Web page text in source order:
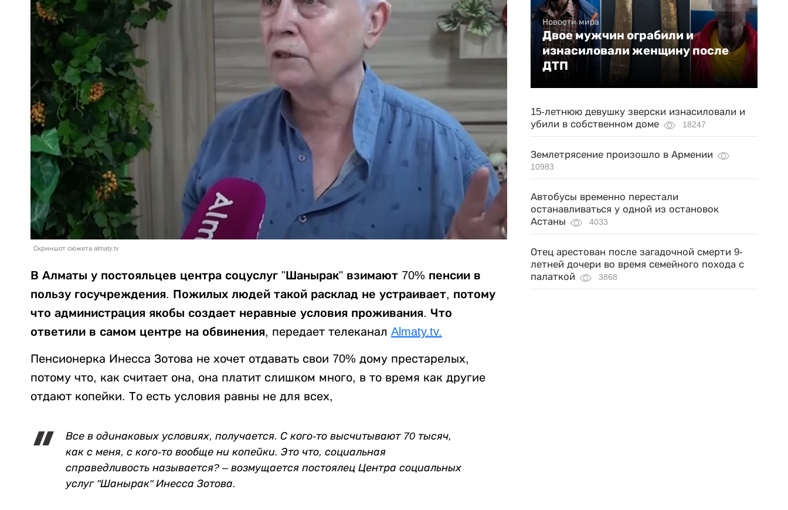
Скриншот сюжета almaty.tv
В Алматы у постояльцев центра соцуслуг "Шанырак" взимают 70% пенсии в
пользу госучреждения. Пожилых людей такой расклад не устраивает, потому
что администрация якобы создает неравные условия проживания. Что
ответили в самом центре на обвинения, передает телеканал Almaty.tv.
Пенсионерка Инесса Зотова не хочет отдавать свои 70% дому престарелых,
потому что, как считает она, она платит слишком много, в то время как другие
отдают копейки. То есть условия равны не для всех,
Все в одинаковых условиях, получается. С кого-то высчитывают 70 тысяч,
как с меня, с кого-то вообще ни копейки. Это что, социальная
справедливость называется? – возмущается постоялец Центра социальных
услуг "Шанырак" Инесса Зотова.
Новости мира
Двое мужчин ограбили и
изнасиловали женщину после
ДТП
15-летнюю девушку зверски изнасиловали и
убили в собственном доме
18247
Землетрясение произошло в Армении
10983
Автобусы временно перестали
останавливаться у одной из остановок
Астаны
4033
Отец арестован после загадочной смерти 9-
летней дочери во время семейного похода с
палаткой
3868